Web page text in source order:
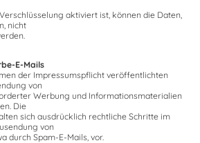
aktiviert ist, können die Daten,
nicht
E-Mails
der Impressumspflicht veröffentlichten
von
Werbung und Informationsmaterialien
Die
sich ausdrücklich rechtliche Schritte im
von
durch Spam-E-Mails, vor.